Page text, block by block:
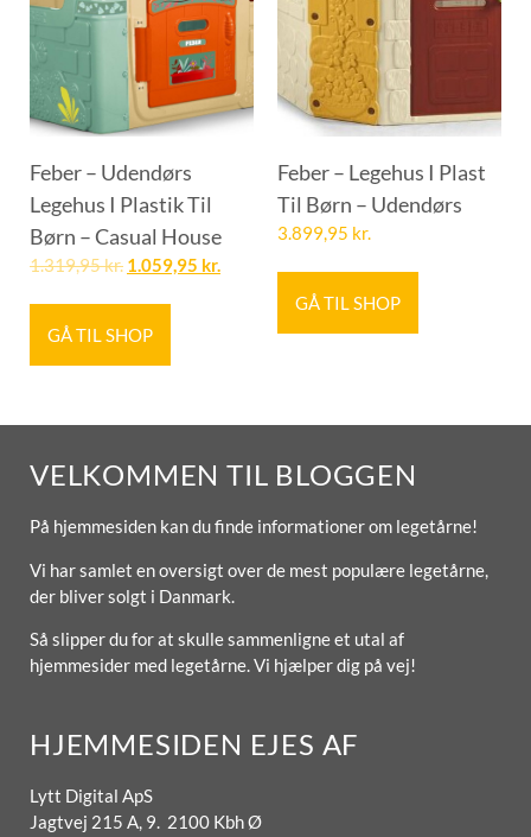
Feber – Udendørs
Legehus I Plastik Til
Børn – Casual House
1.319,95kr. 1.059,95 kr.
GÅ TIL SHOP
Feber – Legehus I Plast
Til Børn – Udendørs
3.899,95 kr.
GÅ TIL SHOP
VELKOMMEN TIL BLOGGEN
På hjemmesiden kan du finde informationer om legetårne!
Vi har samlet en oversigt over de mest populære legetårne,
der bliver solgt i Danmark.
Så slipper du for at skulle sammenligne et utal af
hjemmesider med legetårne. Vi hjælper dig på vej!
HJEMMESIDEN EJES AF
Lytt Digital ApS
Jagtvej 215 A, 9. 2100 Kbh Ø